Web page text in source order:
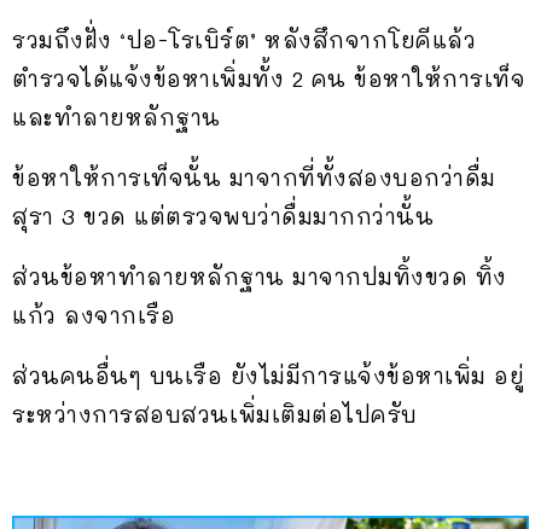
รวมถึงฝั่ง ‘ปอ-โรเบิร์ต’ หลังสึกจากโยคีแล้ว
ตำรวจได้แจ้งข้อหาเพิ่มทั้ง 2 คน ข้อหาให้การเท็จ
และทำลายหลักฐาน
ข้อหาให้การเท็จนั้น มาจากที่ทั้งสองบอกว่าดื่ม
สุรา 3 ขวด แต่ตรวจพบว่าดื่มมากกว่านั้น
ส่วนข้อหาทำลายหลักฐาน มาจากปมทิ้งขวด ทิ้ง
แก้ว ลงจากเรือ
ส่วนคนอื่นๆ บนเรือ ยังไม่มีการแจ้งข้อหาเพิ่ม อยู่
ระหว่างการสอบสวน⁣เพิ่มเติมต่อไปครับ